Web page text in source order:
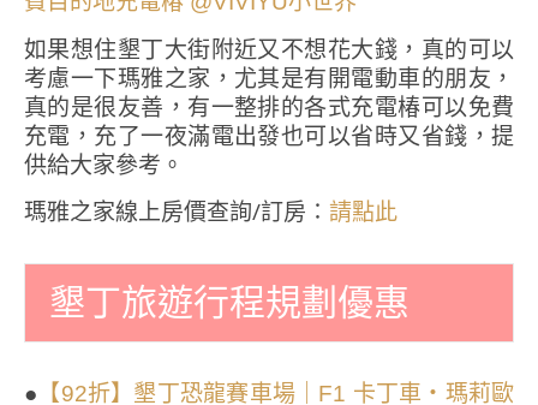
如果想住墾丁大街附近又不想花大錢，真的可以
考慮一下瑪雅之家，尤其是有開電動車的朋友，
真的是很友善，有一整排的各式充電椿可以免費
充電，充了一夜滿電出發也可以省時又省錢，提
供給大家參考。
瑪雅之家線上房價查詢/訂房∶ 請點此
墾丁旅遊行程規劃優惠
● 【92折】墾丁恐龍賽車場｜F1 卡丁車・瑪莉歐